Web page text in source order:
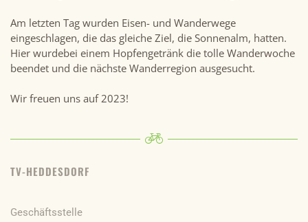
Am letzten Tag wurden Eisen- und Wanderwege
eingeschlagen, die das gleiche Ziel, die Sonnenalm, hatten.
Hier wurdebei einem Hopfengetränk die tolle Wanderwoche
beendet und die nächste Wanderregion ausgesucht.
Wir freuen uns auf 2023!
TV-HEDDESDORF
Geschäftsstelle